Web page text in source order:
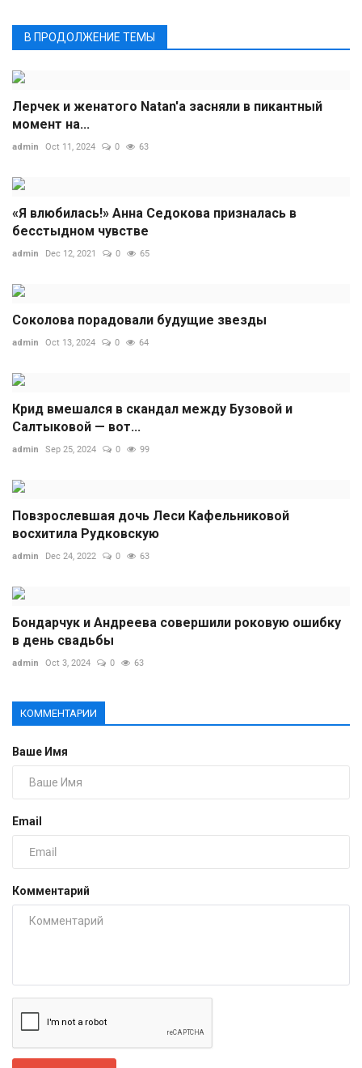
В ПРОДОЛЖЕНИЕ ТЕМЫ
Лерчек и женатого Natan'а засняли в пикантный
момент на...
admin Oct 11, 2024 0 63
«Я влюбилась!» Анна Седокова призналась в
бесстыдном чувстве
admin Dec 12, 2021 0 65
Соколова порадовали будущие звезды
admin Oct 13, 2024 0 64
Крид вмешался в скандал между Бузовой и
Салтыковой — вот...
admin Sep 25, 2024 0 99
Повзрослевшая дочь Леси Кафельниковой
восхитила Рудковскую
admin Dec 24, 2022 0 63
Бондарчук и Андреева совершили роковую ошибку
в день свадьбы
admin Oct 3, 2024 0 63
КОММЕНТАРИИ
Ваше Имя
Email
Комментарий